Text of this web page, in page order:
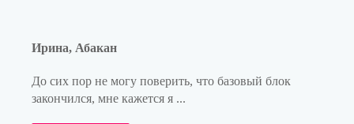
Ирина, Абакан
До сих пор не могу поверить, что базовый блок
закончился, мне кажется я ...